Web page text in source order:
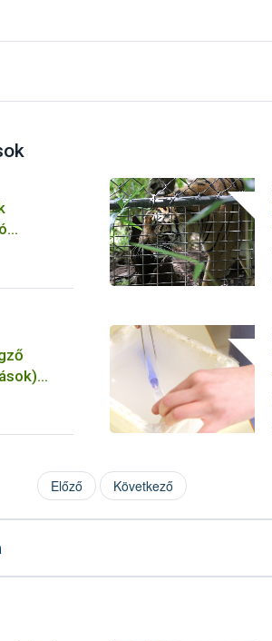
– Leölési terv
Előző Következő